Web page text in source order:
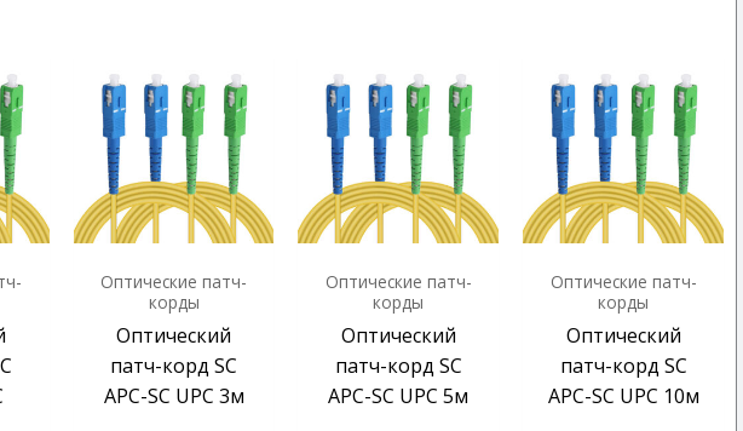
Оптические патч-
корды
Оптический
патч-корд SC
APC-SC UPC 3м
Оптические патч-
корды
Оптический
патч-корд SC
APC-SC UPC 5м
Оптические патч-
корды
Оптический
патч-корд SC
APC-SC UPC 10м